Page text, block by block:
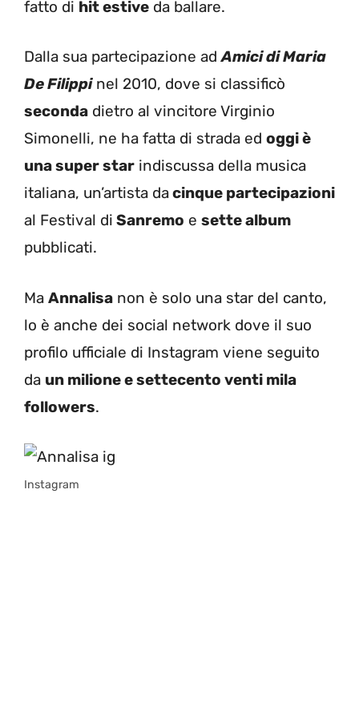
fatto di hit estive da ballare.
Dalla sua partecipazione adAmici di Maria
De Filippinel 2010, dove si classificò
seconda dietro al vincitore Virginio
Simonelli, ne ha fatta di strada ed oggi è
una super star indiscussa della musica
italiana, un’artista dacinque partecipazioni
al Festival di Sanremo e sette album
pubblicati.
Ma Annalisa non è solo una star del canto,
lo è anche dei social network dove il suo
profilo ufficiale di Instagram viene seguito
da un milione e settecento venti mila
followers.
Instagram